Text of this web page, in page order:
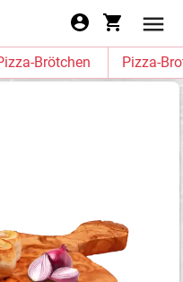
Brötchen Pizza-